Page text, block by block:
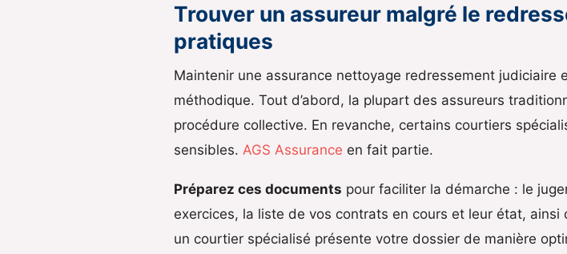
Trouver un assureur malgré le
pratiques
Maintenir une assurance nettoyage redressement
méthodique. Tout d’abord, la plupart des assureurs
procédure collective. En revanche, certains courtiers
sensibles. AGS Assurance en fait partie.
Préparez ces documents pour faciliter la démarche : le
exercices, la liste de vos contrats en cours et leur état, ainsi
un courtier spécialisé présente votre dossier de manière